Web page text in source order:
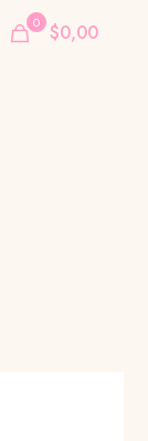
0 $0,00